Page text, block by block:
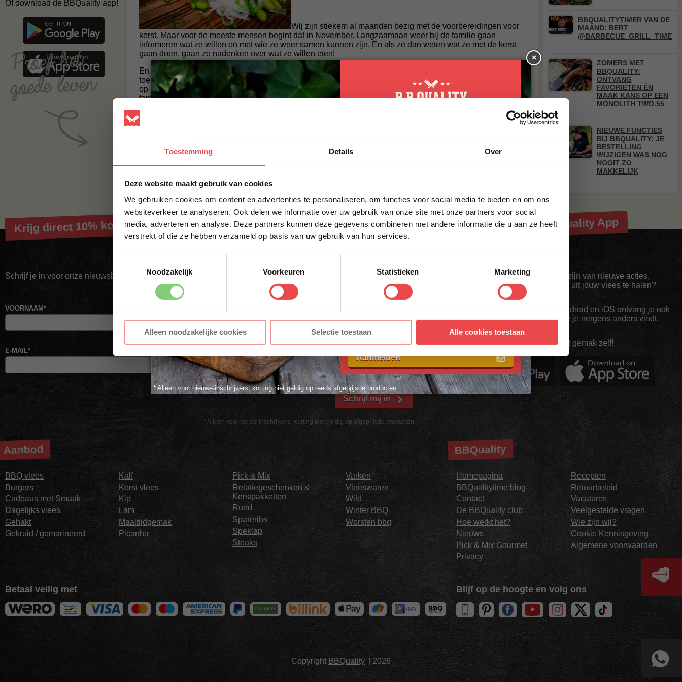
Toestemming Details Over
Deze website maakt gebruik van cookies
We gebruiken cookies om content en advertenties te personaliseren, om functies voor social media te bieden en om ons
websiteverkeer te analyseren. Ook delen we informatie over uw gebruik van onze site met onze partners voor social
media, adverteren en analyse. Deze partners kunnen deze gegevens combineren met andere informatie die u aan ze heeft
verstrekt of die ze hebben verzameld op basis van uw gebruik van hun services.
Noodzakelijk
Voorkeuren Statistieken Marketing
Alleen noodzakelijke cookies Selectie toestaan Alle cookies toestaan
Of download de BBQuality app!
Wij zijn stiekem al maanden bezig met de voorbereidingen voor
kerst. Maar voor de meeste mensen begint dat in November. Langzaamaan weer bij de familie gaan
informeren wat ze willen en met wie ze weer samen kunnen zijn. En als ze dan weten wat ze met de kerst
gaan doen, gaan ze nadenken over wat ze willen eten!
En daar gaan wij jullie de komende tijd natuurlijk weer mee inspireren. Er zijn weer tal van leuke recepten
toegevoegd op onze
receptenpagina
. En wist je trouwens al dat je sinds kort ook alle recepten met één druk
op de knop kunt printen? Ideaal en probeer het maar eens uit of deel zo’n lekker recept met je vrienden of
familie!
ossenhaaspuntjes nu net de maandactie van de maand november zijn.
BBQUALITYTIMER VAN DE
MAAND: BERT
@BARBECUE_GRILL_TIME
ZOMERS MET
BBQUALITY:
ONTVANG
FAVORIETEN ÉN
MAAK KANS OP EEN
MONOLITH TWO.55
NIEUWE FUNCTIES
BIJ BBQUALITY: JE
BESTELLING
WIJZIGEN WAS NOG
NOOIT ZO
MAKKELIJK
×
10% korting op je
eerste bestelling*
VOORNAAM*
E-MAILADRES*
voorwaarden.
Aanmelden
* Alleen voor nieuwe inschrijvers, korting niet geldig op reeds afgeprijsde producten.
Krijg direct 10% korting op je eerste bestelling
Schrijf je in voor onze nieuwsbrief en ontvang direct jouw kortingscode voor 10% korting*
* Alleen voor eerste inschrijvers. Korting niet geldig op afgeprijsde producten
VOORNAAM*
E-MAIL*
Schrijf mij in
Download de BBQuality App
Altijd als eerste op de hoogte zijn van nieuwe acties,
inspiratie en tips om nóg meer uit jouw vlees te halen?
Met de BBQuality App voor Android en iOS ontvang je ook
exclusieve App-Only deals die je nergens anders vindt.
Download 'm nu en ontdek het gemak zelf!
Aanbod
BBQ vlees
Burgers
Cadeaus met Smaak
Dagelijks vlees
Gehakt
Gekruid / gemarineerd
Kalf
Kerst vlees
Kip
Lam
Maaltijdgemak
Picanha
Pick & Mix
Relatiegeschenken &
Kerstpakketten
Rund
Spareribs
Speklap
Steaks
Varken
Vleeswaren
Wild
Winter BBQ
Worsten bbq
BBQuality
Homepagina
BBQualitytime blog
Contact
De BBQuality club
Hoe werkt het?
Nieuws
Pick & Mix Gourmet
Privacy
Recepten
Retourbeleid
Vacatures
Veelgestelde vragen
Wie zijn wij?
Cookie Kennisgeving
Algemene voorwaarden
Betaal veilig met Blijf op de hoogte en volg ons
Copyright BBQuality | 2026
🥩